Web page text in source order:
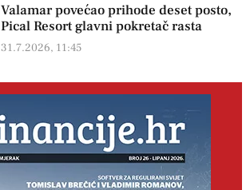
Valamar povećao prihode deset posto,
Pical Resort glavni pokretač rasta
31.7.2026, 11:45